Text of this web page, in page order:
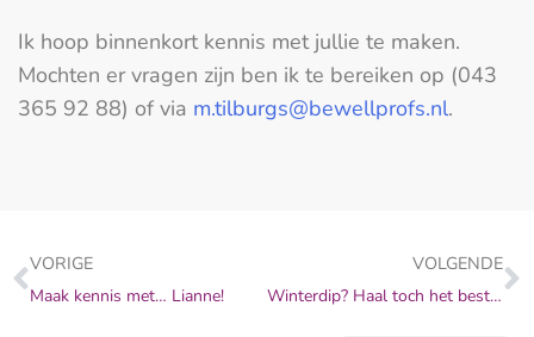
Ik hoop binnenkort kennis met jullie te maken.
Mochten er vragen zijn ben ik te bereiken op (043
365 92 88) of via m.tilburgs@bewellprofs.nl.
VORIGE
Maak kennis met… Lianne!
VOLGENDE
Winterdip? Haal toch het beste uit jezelf (op de werkvloer)